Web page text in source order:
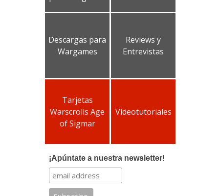
Descargas para
Wargames
Reviews y
Entrevistas
Tarjetas
Warscrolls Age
of Sigmar
Videotutoriales
¡Apúntate a nuestra newsletter!